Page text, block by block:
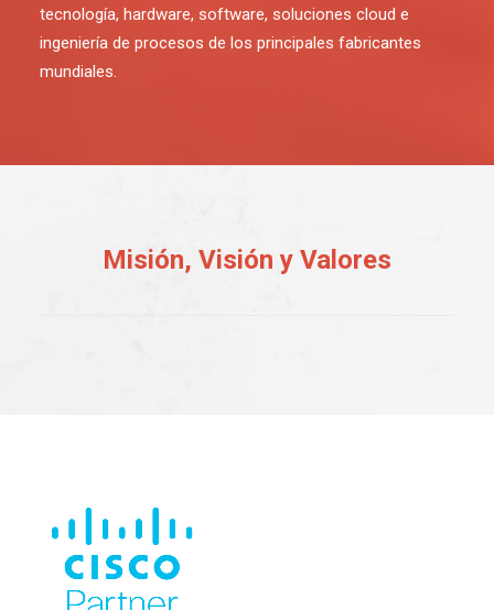
tecnología, hardware, software, soluciones cloud e
ingeniería de procesos de los principales fabricantes
mundiales.
Misión, Visión y Valores